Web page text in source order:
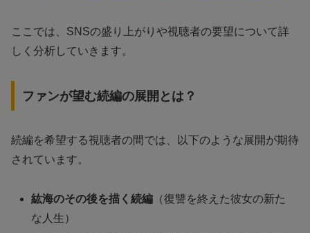
ここでは、SNSの盛り上がりや視聴者の要望について詳
しく分析していきます。
ファンが望む続編の展開とは？
続編を希望する視聴者の間では、以下のような展開が期待
されています。
紘海のその後を描く続編 （復讐を終えた彼女の新た
な人生）